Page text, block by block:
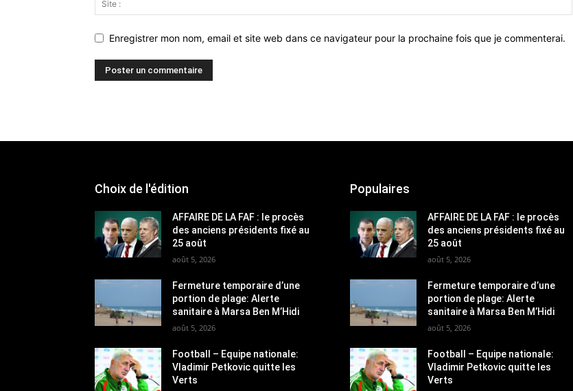
Enregistrer mon nom, email et site web dans ce navigateur pour la prochaine fois que je commenterai.
Choix de l'édition
AFFAIRE DE LA FAF : le procès
des anciens présidents fixé au
25 août
août 5, 2026
Fermeture temporaire d’une
portion de plage: Alerte
sanitaire à Marsa Ben M’Hidi
août 5, 2026
Football – Equipe nationale:
Vladimir Petkovic quitte les
Verts
Populaires
AFFAIRE DE LA FAF : le procès
des anciens présidents fixé au
25 août
août 5, 2026
Fermeture temporaire d’une
portion de plage: Alerte
sanitaire à Marsa Ben M’Hidi
août 5, 2026
Football – Equipe nationale:
Vladimir Petkovic quitte les
Verts